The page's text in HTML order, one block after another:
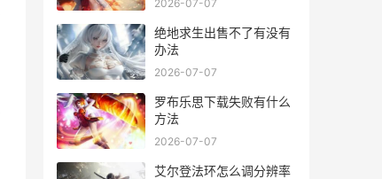
2026-07-07
绝地求生出售不了有没有
办法
2026-07-07
罗布乐思下载失败有什么
方法
2026-07-07
艾尔登法环怎么调分辨率